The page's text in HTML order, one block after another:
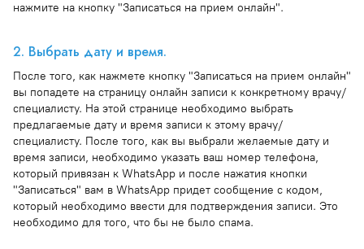
нажмите на кнопку "Записаться на прием онлайн".
2. Выбрать дату и время.
После того, как нажмете кнопку "Записаться на прием онлайн"
вы попадете на страницу онлайн записи к конкретному врачу/
специалисту. На этой странице необходимо выбрать
предлагаемые дату и время записи к этому врачу/
специалисту. После того, как вы выбрали желаемые дату и
время записи, необходимо указать ваш номер телефона,
который привязан к WhatsApp и после нажатия кнопки
"Записаться" вам в WhatsApp придет сообщение с кодом,
который необходимо ввести для подтверждения записи. Это
необходимо для того, что бы не было спама.